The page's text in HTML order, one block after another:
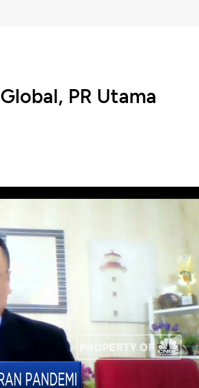
PR Utama
pasar ekspor, dimana saat ini komoditas
dari negara di Uni Eropa yang menjadi
dan Gabungan Pengusaha Kelapa Sawit
RI masuk sebagai produk berkelanjutan
Bidang Komunikasi GAPKI, Tofan Mahdi